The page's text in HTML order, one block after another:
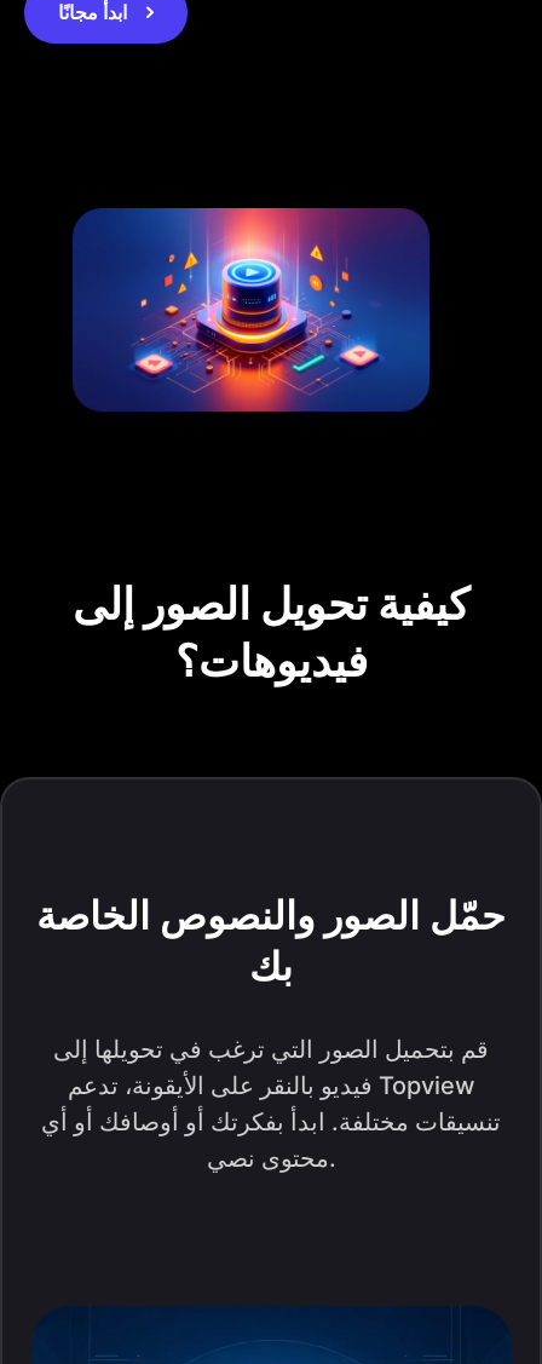
ابدأ مجانًا
كيفية تحويل الصور إلى
فيديوهات؟
حمّل الصور والنصوص الخاصة
بك
قم بتحميل الصور التي ترغب في تحويلها إلى
فيديو بالنقر على الأيقونة، تدعم Topview
تنسيقات مختلفة. ابدأ بفكرتك أو أوصافك أو أي
محتوى نصي.